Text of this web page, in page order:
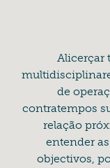
Alicerçar
de
contratempos
relação
entender
objectivos,